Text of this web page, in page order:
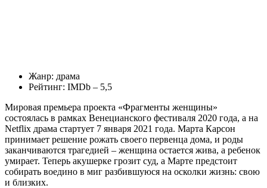
Жанр: драма
Рейтинг: IMDb – 5,5
Мировая премьера проекта «Фрагменты женщины»
состоялась в рамках Венецианского фестиваля 2020 года, а на
Netflix драма стартует 7 января 2021 года. Марта Карсон
принимает решение рожать своего первенца дома, и роды
заканчиваются трагедией – женщина остается жива, а ребенок
умирает. Теперь акушерке грозит суд, а Марте предстоит
собирать воедино в миг разбившуюся на осколки жизнь: свою
и близких.